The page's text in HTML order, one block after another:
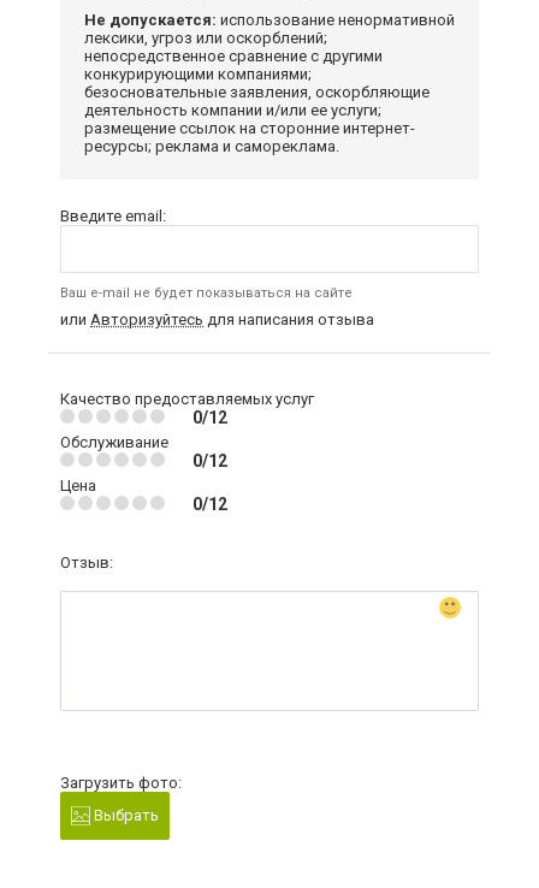
Не допускается: использование ненормативной
лексики, угроз или оскорблений;
непосредственное сравнение с другими
конкурирующими компаниями;
безосновательные заявления, оскорбляющие
деятельность компании и/или ее услуги;
размещение ссылок на сторонние интернет-
ресурсы; реклама и самореклама.
Введите email:
Ваш e-mail не будет показываться на сайте
или Авторизуйтесь для написания отзыва
Качество предоставляемых услуг
0/12
Обслуживание
0/12
Цена
0/12
Отзыв:
Загрузить фото:
Выбрать